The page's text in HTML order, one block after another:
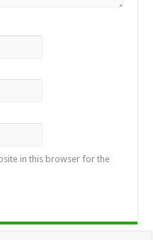
in this browser for the